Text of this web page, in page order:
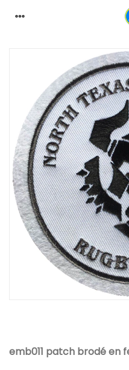
emb011 patch brodé en